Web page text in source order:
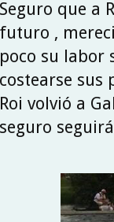
Seguro que a
futuro ,
poco su labor
costearse sus
Roi volvió a
seguro